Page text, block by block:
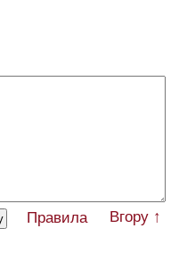
Правила Вгору ↑